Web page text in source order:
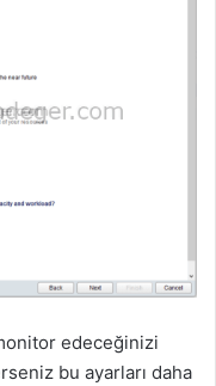
edeceğinizi
bu ayarları daha